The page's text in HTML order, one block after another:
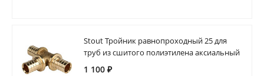
Stout Тройник равнопроходный 25 для
труб из сшитого полиэтилена аксиальный
1 100 ₽